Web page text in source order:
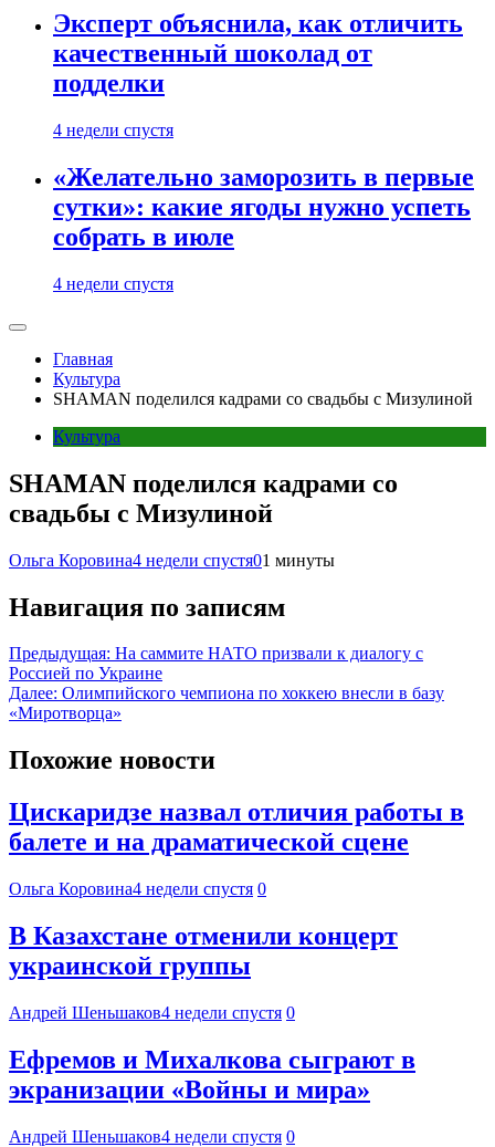
Эксперт объяснила, как отличить
качественный шоколад от
подделки
4 недели спустя
«Желательно заморозить в первые
сутки»: какие ягоды нужно успеть
собрать в июле
4 недели спустя
Главная
Культура
SHAMAN поделился кадрами со свадьбы с Мизулиной
Культура
SHAMAN поделился кадрами со
свадьбы с Мизулиной
Ольга Коровина4 недели спустя01 минуты
Навигация по записям
Предыдущая: На саммите НАТО призвали к диалогу с
Россией по Украине
Далее: Олимпийского чемпиона по хоккею внесли в базу
«Миротворца»
Похожие новости
Цискаридзе назвал отличия работы в
балете и на драматической сцене
Ольга Коровина4 недели спустя 0
В Казахстане отменили концерт
украинской группы
Андрей Шеньшаков4 недели спустя 0
Ефремов и Михалкова сыграют в
экранизации «Войны и мира»
Андрей Шеньшаков4 недели спустя 0